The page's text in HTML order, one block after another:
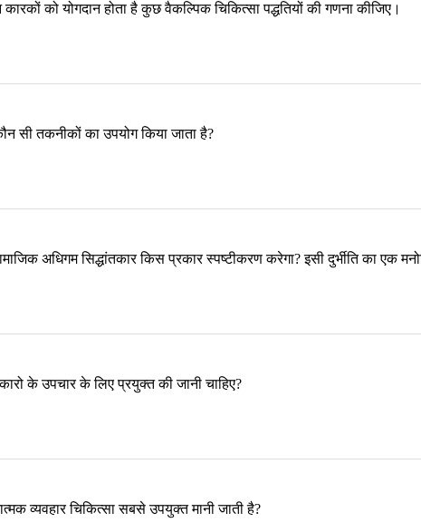
को योगदान होता है कुछ वैकल्पिक चिकित्सा पद्धतियों की गणना कीजिए।
सी तकनीकों का उपयोग किया जाता है?
अधिगम सिद्धांतकार किस प्रकार स्पष्टीकरण करेगा? इसी दुर्भीति का एक
के उपचार के लिए प्रयुक्त की जानी चाहिए?
व्यवहार चिकित्सा सबसे उपयुक्त मानी जाती है?